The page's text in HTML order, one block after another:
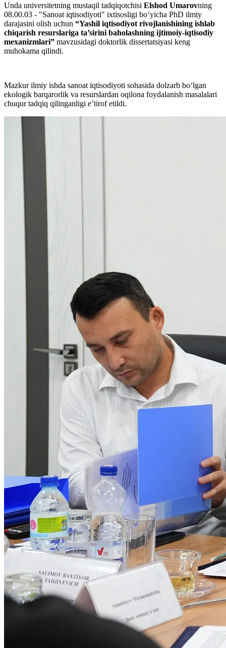
Unda universitetning mustaqil tadqiqotchisi Elshod Umarovning
08.00.03 - "Sanoat iqtisodiyoti" ixtisosligi bo‘yicha PhD ilmiy
darajasini olish uchun “Yashil iqtisodiyot rivojlanishining ishlab
chiqarish resurslariga ta’sirini baholashning ijtimoiy-iqtisodiy
mexanizmlari” mavzusidagi doktorlik dissertatsiyasi keng
muhokama qilindi.
Mazkur ilmiy ishda sanoat iqtisodiyoti sohasida dolzarb bo‘lgan
ekologik barqarorlik va resurslardan oqilona foydalanish masalalari
chuqur tadqiq qilinganligi eʼtirof etildi.